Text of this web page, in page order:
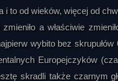
i to od wieków, więcej od
a właściwie
wybito bez
Europejczyków
skradli także czarnym